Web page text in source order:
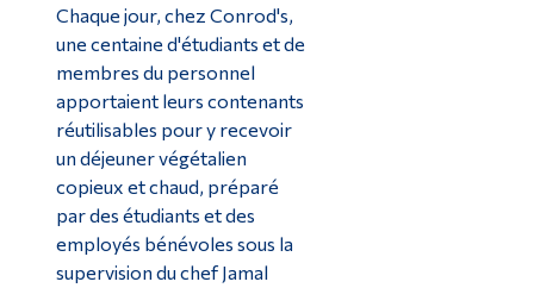
Chaque jour, chez Conrod's,
une centaine d'étudiants et de
membres du personnel
apportaient leurs contenants
réutilisables pour y recevoir
un déjeuner végétalien
copieux et chaud, préparé
par des étudiants et des
employés bénévoles sous la
supervision du chef Jamal